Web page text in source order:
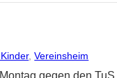
, Vereinsheim
gegen den TuS